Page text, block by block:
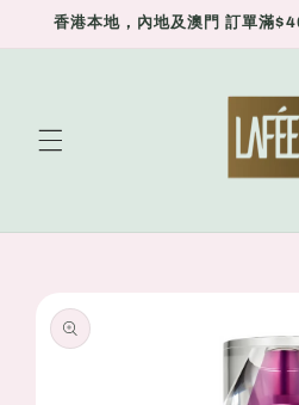
Skip to
香港本地，內地及澳門 訂單滿
product
information